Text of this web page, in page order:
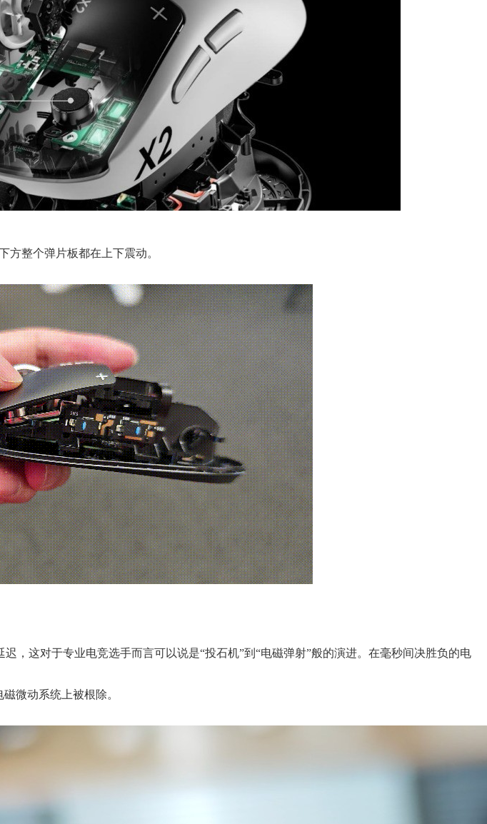
方整个弹片板都在上下震动。
，这对于专业电竞选手而言可以说是“投石机”到“电磁弹射”般的演进。在毫秒间决胜负的电
微动系统上被根除。